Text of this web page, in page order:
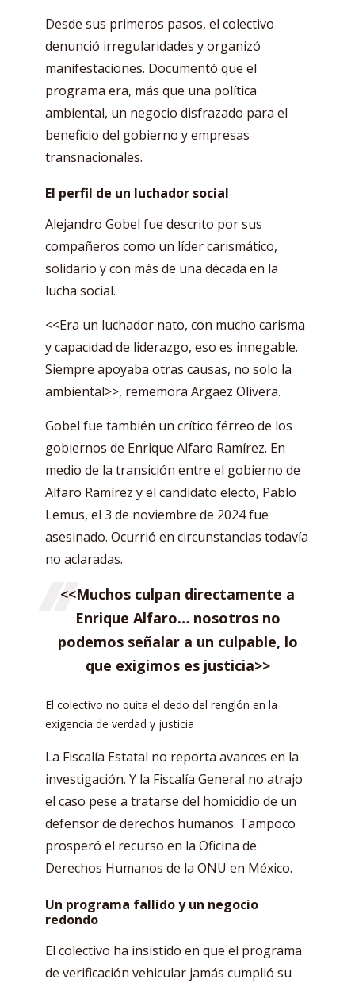
Desde sus primeros pasos, el colectivo
denunció irregularidades y organizó
manifestaciones. Documentó que el
programa era, más que una política
ambiental, un negocio disfrazado para el
beneficio del gobierno y empresas
transnacionales.
El perfil de un luchador social
Alejandro Gobel fue descrito por sus
compañeros como un líder carismático,
solidario y con más de una década en la
lucha social.
<<Era un luchador nato, con mucho carisma
y capacidad de liderazgo, eso es innegable.
Siempre apoyaba otras causas, no solo la
ambiental>>, rememora Argaez Olivera.
Gobel fue también un crítico férreo de los
gobiernos de Enrique Alfaro Ramírez. En
medio de la transición entre el gobierno de
Alfaro Ramírez y el candidato electo, Pablo
Lemus, el 3 de noviembre de 2024 fue
asesinado. Ocurrió en circunstancias todavía
no aclaradas.
<<Muchos culpan directamente a
Enrique Alfaro… nosotros no
podemos señalar a un culpable, lo
que exigimos es justicia>>
El colectivo no quita el dedo del renglón en la
exigencia de verdad y justicia
La Fiscalía Estatal no reporta avances en la
investigación. Y la Fiscalía General no atrajo
el caso pese a tratarse del homicidio de un
defensor de derechos humanos. Tampoco
prosperó el recurso en la Oficina de
Derechos Humanos de la ONU en México.
Un programa fallido y un negocio
redondo
El colectivo ha insistido en que el programa
de verificación vehicular jamás cumplió su